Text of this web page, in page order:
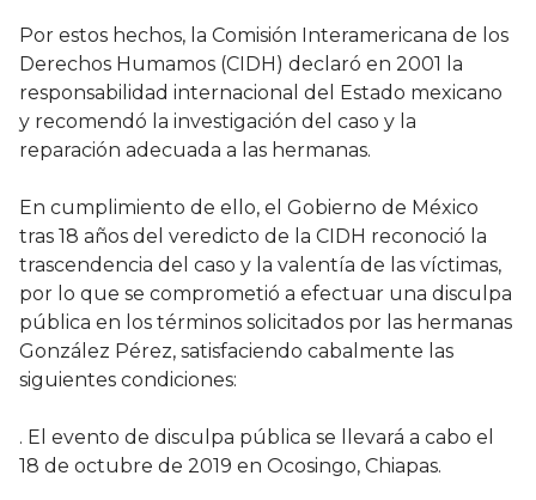
Por estos hechos, la Comisión Interamericana de los
Derechos Humamos (CIDH) declaró en 2001 la
responsabilidad internacional del Estado mexicano
y recomendó la investigación del caso y la
reparación adecuada a las hermanas.
En cumplimiento de ello, el Gobierno de México
tras 18 años del veredicto de la CIDH reconoció la
trascendencia del caso y la valentía de las víctimas,
por lo que se comprometió a efectuar una disculpa
pública en los términos solicitados por las hermanas
González Pérez, satisfaciendo cabalmente las
siguientes condiciones:
. El evento de disculpa pública se llevará a cabo el
18 de octubre de 2019 en Ocosingo, Chiapas.